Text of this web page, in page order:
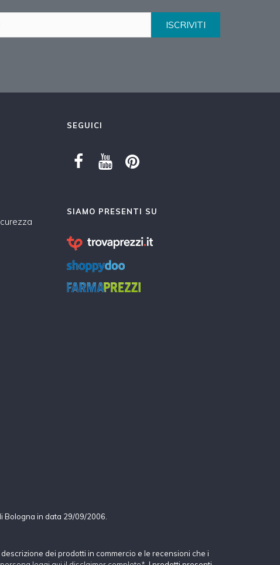
ISCRIVITI
SEGUICI
SIAMO PRESENTI SU
Bologna in data 29/09/2006.
dei prodotti in commercio e le recensioni che i